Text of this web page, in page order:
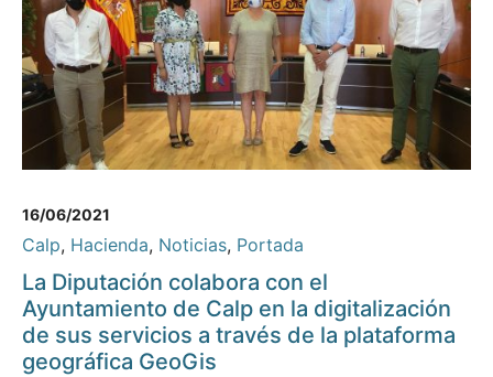
16/06/2021
Calp, Hacienda, Noticias, Portada
La Diputación colabora con el
Ayuntamiento de Calp en la digitalización
de sus servicios a través de la plataforma
geográfica GeoGis